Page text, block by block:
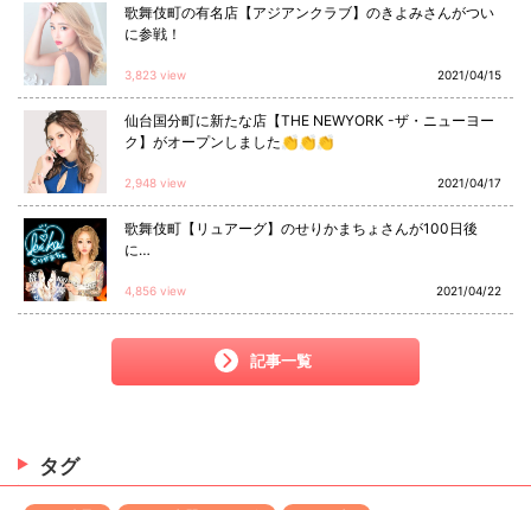
歌舞伎町の有名店【アジアンクラブ】のきよみさんがつい
に参戦！
3,823 view 2021/04/15
仙台国分町に新たな店【THE NEWYORK -ザ・ニューヨー
ク】がオープンしました👏👏👏
2,948 view 2021/04/17
歌舞伎町【リュアーグ】のせりかまちょさんが100日後
に…
4,856 view 2021/04/22
記事一覧
タグ